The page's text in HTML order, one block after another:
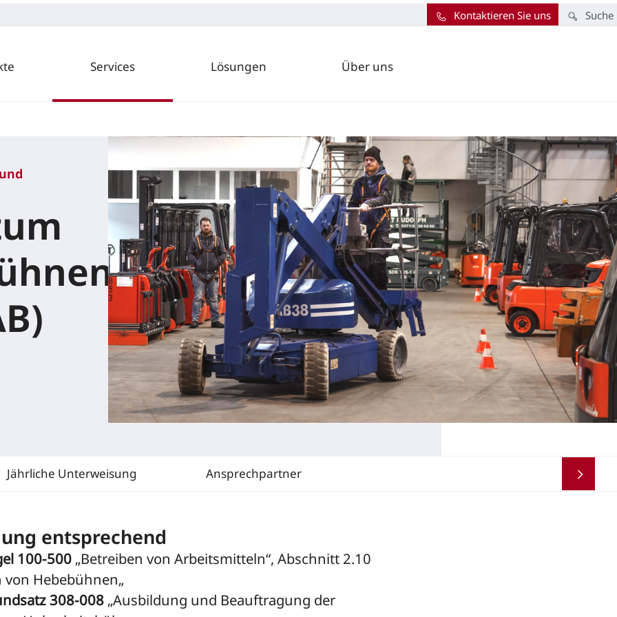
Services Lösungen Über uns
Suche
Kontaktieren Sie uns
Jährliche Unterweisung Ansprechpartner
entsprechend
100-500 „Betreiben von Arbeitsmitteln“, Abschnitt 2.10
von Hebebühnen„
308-008 „Ausbildung und Beauftragung der